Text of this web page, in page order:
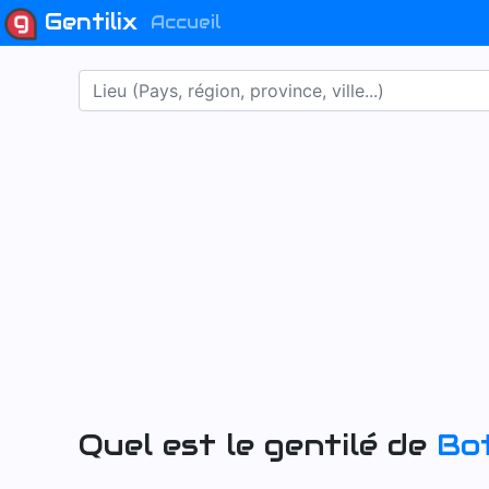
Gentilix Accueil
Quel est le gentilé de